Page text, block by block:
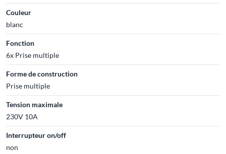
Couleur
blanc
Fonction
6x Prise multiple
Forme de construction
Prise multiple
Tension maximale
230V 10A
Interrupteur on/off
non